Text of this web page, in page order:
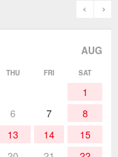
prev
AUG
THU FRI SAT
1
6 7
8
13 14
15